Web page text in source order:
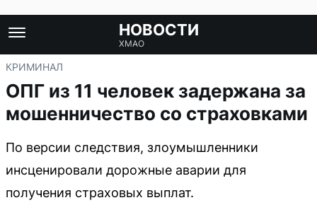
НОВОСТИ
ХМАО
КРИМИНАЛ
ОПГ из 11 человек задержана за
мошенничество со страховками
По версии следствия, злоумышленники
инсценировали дорожные аварии для
получения страховых выплат.